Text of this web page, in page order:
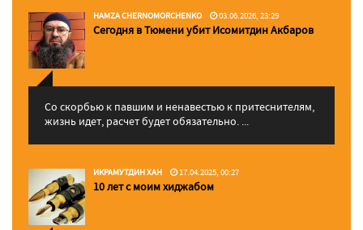
HAMZA CHERNOMORCHENKO 03.06.2026, 23:29
Сегодня в Тюмени убит Исомитдин Акбаров
Со скорбью к павшим и ненавестью к притеснителям,
жизнь идет, расчет будет обязательно. ...
ИКРАМУТДИН ХАН 17.04.2025, 00:27
10 лет с моим хиджабом